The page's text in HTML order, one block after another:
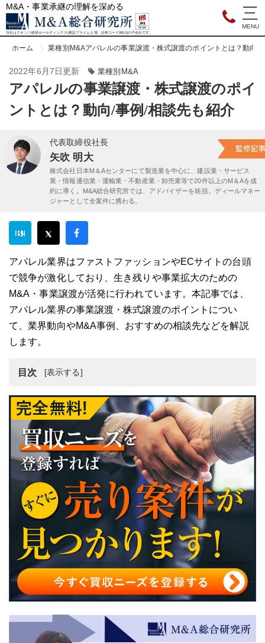
M&A・事業承継の理解を深める
当社はクオンツ総研ホールディングス(東証プライム上場、証券コード9552)の子会社です。
ホーム 業種別M&Aアパレルの事業譲渡・株式譲渡のポイントとは？動向/
2022年6月7日更新 業種別M&A
アパレルの事業譲渡・株式譲渡のポイ
ントとは？動向/事例/相談先も紹介
代表取締役社長
矢吹 明大
株式会社日本M＆Aセンターにて製造業を中心に、建設業・サービス
業・情報通信業・運輸業・不動産業・卸売業等で20件以上のM＆Aを成
約に導く。M&A総合研究所では、アドバイザーを統括。ディールマネー
ジャーとして全案件に携わる。
アパレル業界はファストファッションやECサイトの台頭
で競争が激化しており、生き残りや事業拡大のための
M&A・事業譲渡が活発に行われています。本記事では、
アパレル業界の事業譲渡・株式譲渡のポイントについ
て、業界動向やM&A事例、おすすめの相談先などを解説
します。
目次
アパレル企業とは
アパレル業界が直面している問題
アパレル業界の今後の動向予測
アパレル企業の評価を高めるポイント
アパレル企業の事業譲渡・M&Aはブランド力が大切
アパレル企業の事業譲渡のポイント
アパレル企業の株式譲渡のポイント
アパレル企業のその他のM&A手法
アパレル企業を事業譲渡・株式譲渡する際の引き継ぎ・
手続きについて
アパレル企業を事業譲渡する際の相談先